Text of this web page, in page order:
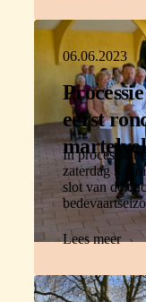
06.06.2023
eerst
In processie
zaterdag 3
slot van de
Lees meer